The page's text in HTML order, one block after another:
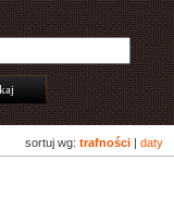
sortuj wg: trafności daty